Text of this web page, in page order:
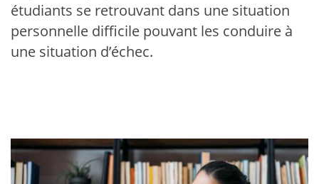
étudiants se retrouvant dans une situation
personnelle difficile pouvant les conduire à
une situation d’échec.